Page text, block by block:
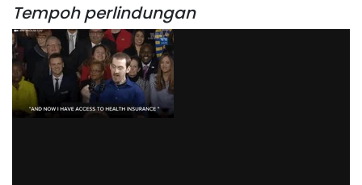
Tempoh perlindungan